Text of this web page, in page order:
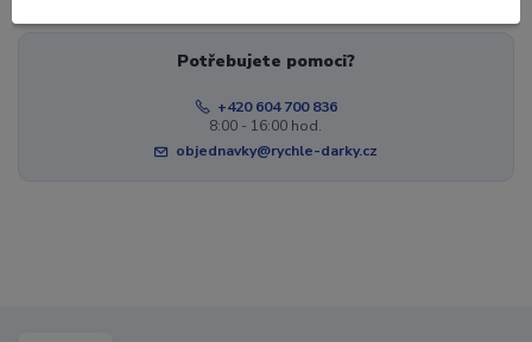
Potřebujete pomoci?
+420 604 700 836
8:00 - 16:00 hod.
objednavky@rychle-darky.cz